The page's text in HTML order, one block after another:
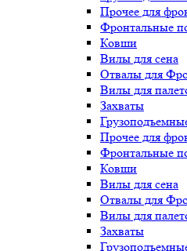
Прочее для
Фронтальные
Ковши
Вилы для сена
Отвалы для
Вилы для
Захваты
Прочее для
Фронтальные
Ковши
Вилы для сена
Отвалы для
Вилы для
Захваты